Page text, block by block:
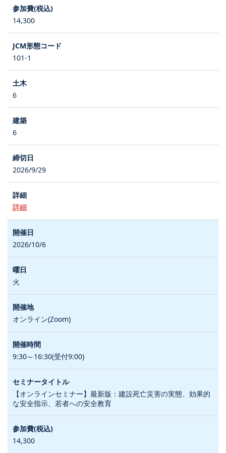
14,300
101-1
6
6
2026/9/29
詳細
2026/10/6
火
オンライン(Zoom)
9:30～16:30(受付9:00)
【オンラインセミナー】最新版：建設死亡災害の実態、効果的
な安全指示、若者への安全教育
14,300